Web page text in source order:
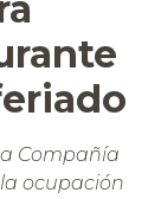
Compañía
ocupación